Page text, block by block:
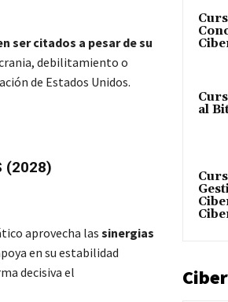
ser citados a pesar de su
debilitamiento o
de Estados Unidos.
(2028)
aprovecha las sinergias
en su estabilidad
decisiva el
al